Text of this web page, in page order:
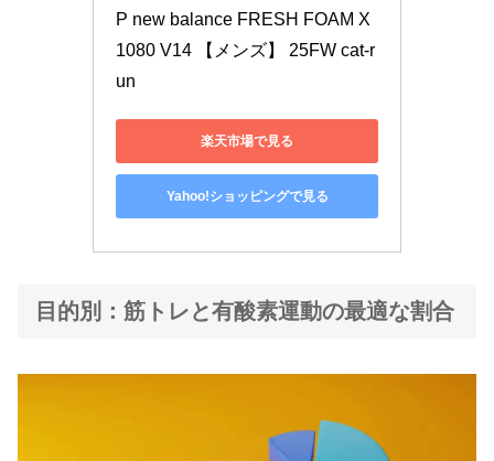
P new balance FRESH FOAM X
1080 V14 【メンズ】 25FW cat-r
un
楽天市場で見る
Yahoo!ショッピングで見る
目的別：筋トレと有酸素運動の最適な割合